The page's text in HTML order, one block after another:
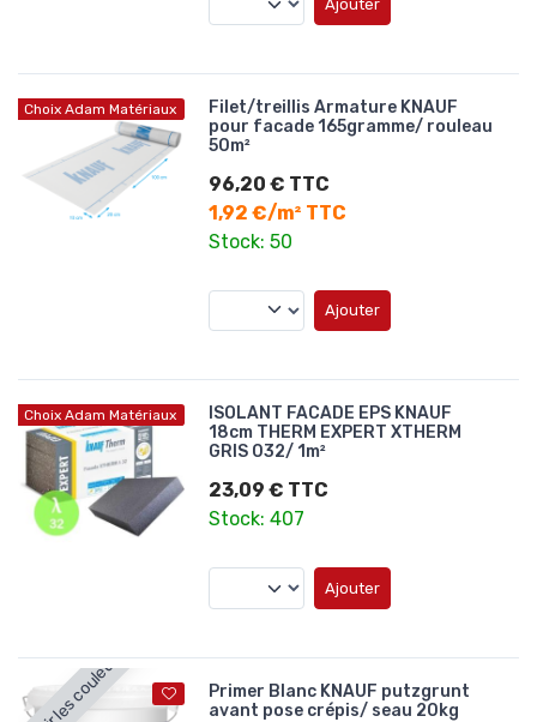
Ajouter
Choix Adam Matériaux
Filet/treillis Armature KNAUF
pour facade 165gramme/ rouleau
50m²
96,20 € TTC
1,92 €/m² TTC
Stock: 50
Ajouter
Choix Adam Matériaux
ISOLANT FACADE EPS KNAUF
18cm THERM EXPERT XTHERM
GRIS 032/ 1m²
23,09 € TTC
Stock: 407
Ajouter
Voir les couleurs
Primer Blanc KNAUF putzgrunt
avant pose crépis/ seau 20kg